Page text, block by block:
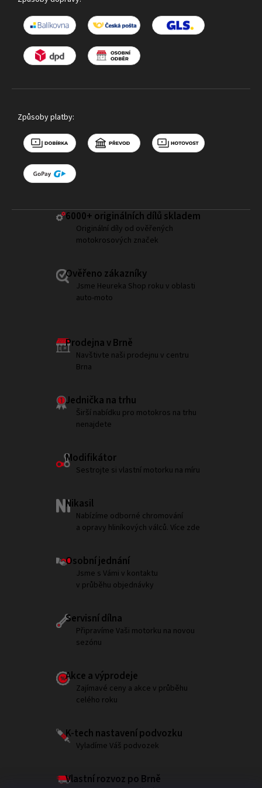
Způsoby platby:
6000+ ​originálních dílů skladem
Originální díly od ověřených
motokrosových značek
Ověřeno zákazníky
Jsme Heureka Shop roku v oblasti
auto-moto
Prodejna v Brně
Navštivte naši prodejnu v centru
Brna
Jednička na trhu
Širší nabídku pro motokros na trhu
nenajdete
Modifikátor
Sestrojte si vlastní motorku na míru
Nikasil
Nabízíme odborné chromování
a opravy hliníkových válců. Více zde
Osobní jednání
Jsme s Vámi v kontaktu
v průběhu objednávky
Servisní dílna
Připravíme Vaši motorku na novou
sezónu
Akce a výprodeje
Zajímavé ceny a akce v průběhu
celého roku
K-tech nastavení podvozku
Vyladíme Váš podvozek
Vlastní rozvoz po Brně